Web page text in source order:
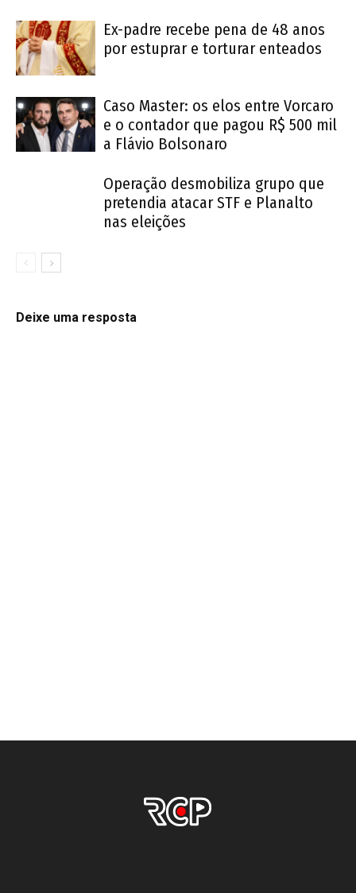
Ex-padre recebe pena de 48 anos
por estuprar e torturar enteados
Caso Master: os elos entre Vorcaro
e o contador que pagou R$ 500 mil
a Flávio Bolsonaro
Operação desmobiliza grupo que
pretendia atacar STF e Planalto
nas eleições
Deixe uma resposta